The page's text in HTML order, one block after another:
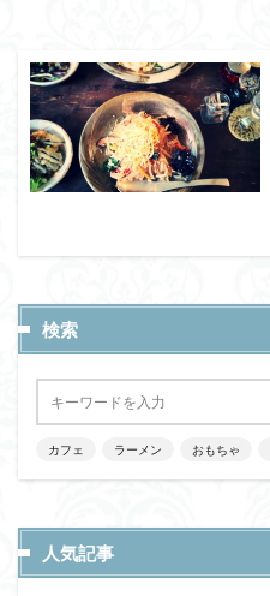
検索
カフェ ラーメン おもちゃ
人気記事